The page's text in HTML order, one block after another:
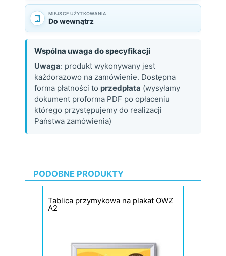
MIEJSCE UŻYTKOWANIA
Do wewnątrz
Wspólna uwaga do specyfikacji
Uwaga: produkt wykonywany jest
każdorazowo na zamówienie. Dostępna
forma płatności to przedpłata (wysyłamy
dokument proforma PDF po opłaceniu
którego przystępujemy do realizacji
Państwa zamówienia)
PODOBNE PRODUKTY
Tablica przymykowa na plakat OWZ
A2